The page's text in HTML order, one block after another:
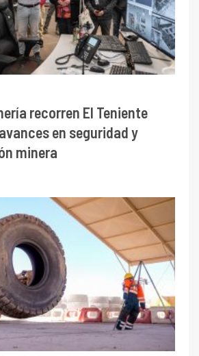
recorren El Teniente
en seguridad y
minera